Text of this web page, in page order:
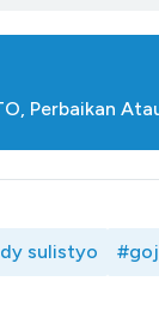
Perbaikan
sulistyo